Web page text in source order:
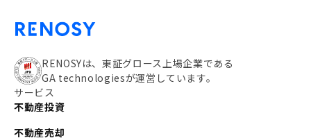
RENOSYは、東証グロース上場企業である
GA technologiesが運営しています。
サービス
不動産投資
不動産売却